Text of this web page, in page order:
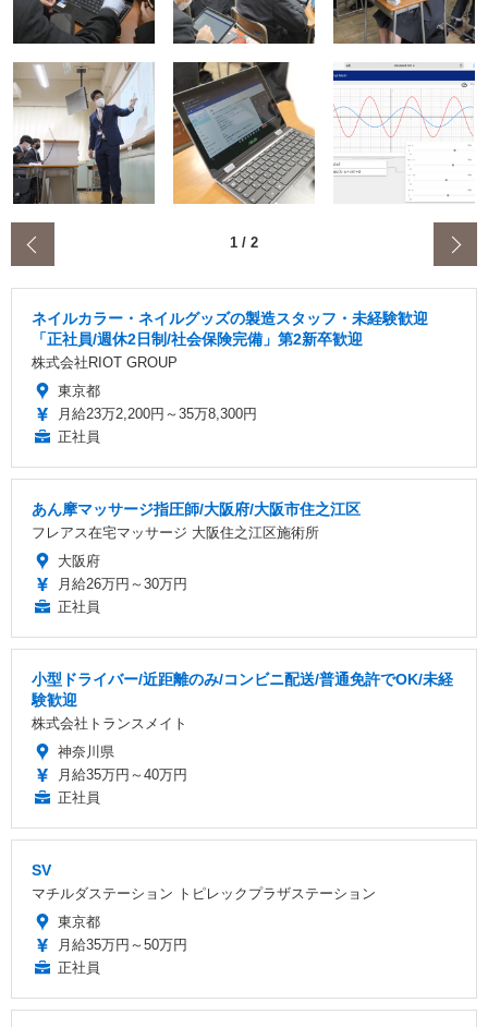
1 / 2
ネイルカラー・ネイルグッズの製造スタッフ・未経験歓迎
「正社員/週休2日制/社会保険完備」第2新卒歓迎
株式会社RIOT GROUP
東京都
月給23万2,200円～35万8,300円
正社員
あん摩マッサージ指圧師/大阪府/大阪市住之江区
フレアス在宅マッサージ 大阪住之江区施術所
大阪府
月給26万円～30万円
正社員
小型ドライバー/近距離のみ/コンビニ配送/普通免許でOK/未経
験歓迎
株式会社トランスメイト
神奈川県
月給35万円～40万円
正社員
SV
マチルダステーション トピレックプラザステーション
東京都
月給35万円～50万円
正社員